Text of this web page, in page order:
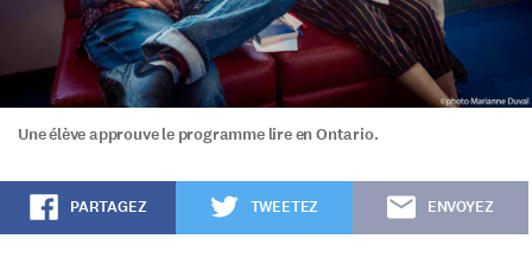
Une élève approuve le programme lire en Ontario.
PARTAGEZ TWEETEZ ENVOYEZ